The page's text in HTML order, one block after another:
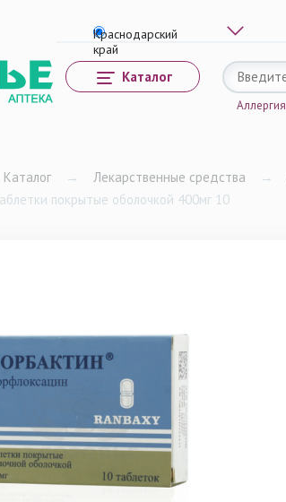
Каталог
Аллергия
Каталог → Лекарственные средства →
покрытые оболочкой 400мг 10